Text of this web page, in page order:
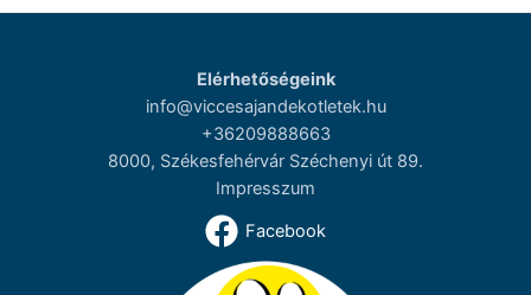
Elérhetőségeink
info@viccesajandekotletek.hu
+36209888663
8000, Székesfehérvár Széchenyi út 89.
Impresszum
Facebook